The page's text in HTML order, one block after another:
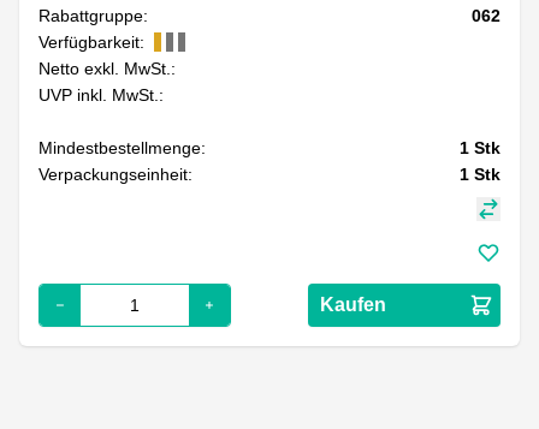
Rabattgruppe:
062
Verfügbarkeit:
Netto exkl. MwSt.:
UVP inkl. MwSt.:
Mindestbestellmenge: 1 Stk
Verpackungseinheit:
1 Stk
Kaufen